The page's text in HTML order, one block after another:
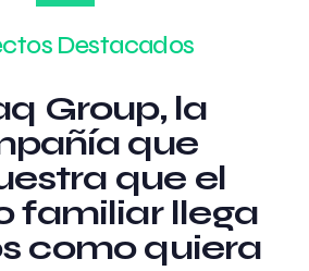
Destacados
Group, la
que
que el
familiar llega
como quiera